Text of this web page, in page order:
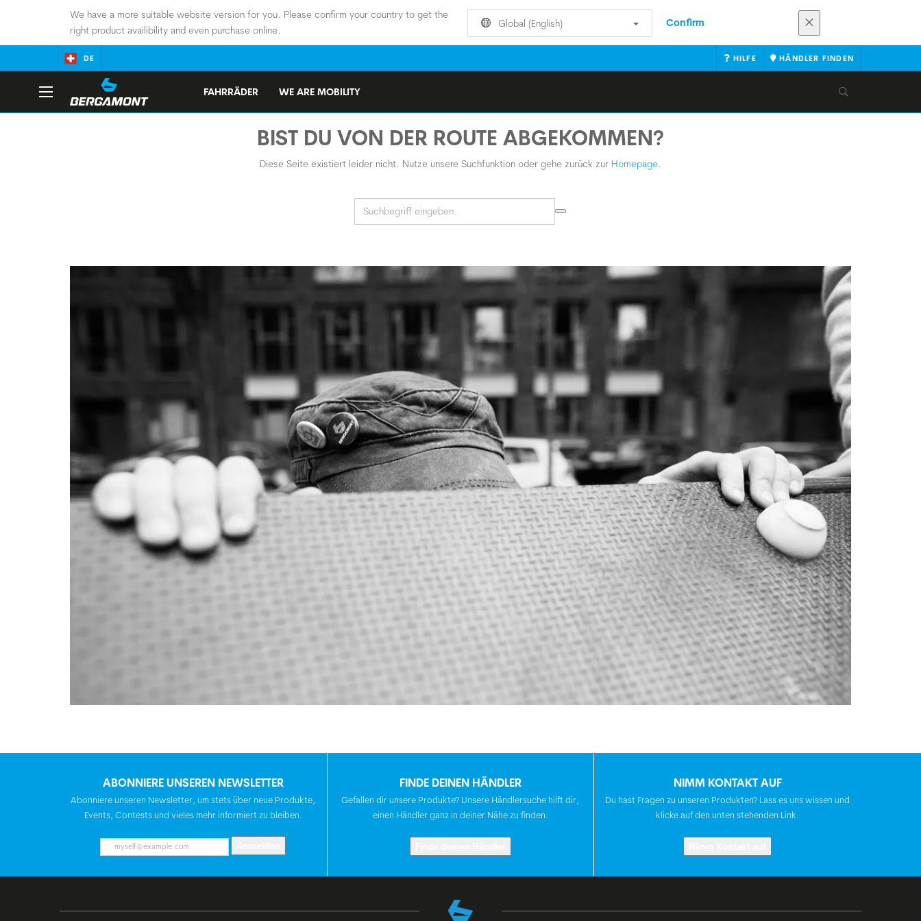
We have a more suitable website version for you. Please confirm your country to get the
right product availibility and even purchase online.
Global (English) Confirm
DE HILFE HÄNDLER FINDEN
FAHRRÄDER WE ARE MOBILITY
BIST DU VON DER ROUTE ABGEKOMMEN?
Diese Seite existiert leider nicht. Nutze unsere Suchfunktion oder gehe zurück zur Homepage.
ABONNIERE UNSEREN NEWSLETTER
Abonniere unseren Newsletter, um stets über neue Produkte,
Events, Contests und vieles mehr informiert zu bleiben.
FINDE DEINEN HÄNDLER
Gefallen dir unsere Produkte? Unsere Händlersuche hilft dir,
einen Händler ganz in deiner Nähe zu finden.
NIMM KONTAKT AUF
Du hast Fragen zu unseren Produkten? Lass es uns wissen und
klicke auf den unten stehenden Link.